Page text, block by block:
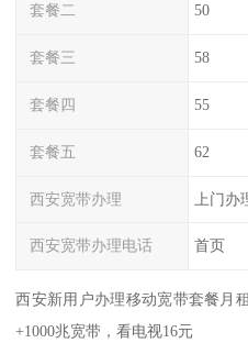
套餐二 50
套餐三 58
套餐四 55
套餐五 62
西安宽带办理 上门办
西安宽带办理电话 首页
西安新用户办理移动宽带套餐月
+1000兆宽带，看电视16元